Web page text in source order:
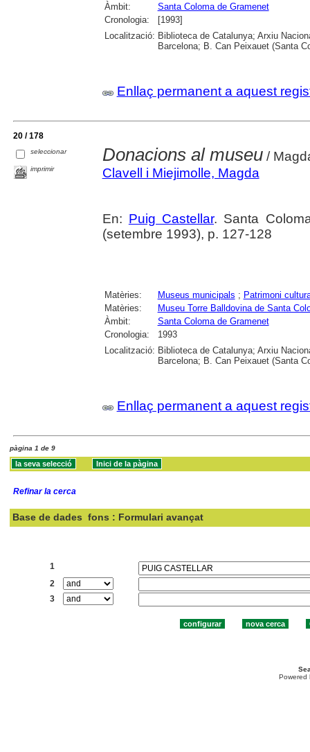
Àmbit:
Santa Coloma de Gramenet
Cronologia:
[1993]
Localització: Biblioteca de Catalunya; Arxiu
Barcelona; B. Can Peixauet (Santa
Enllaç permanent a aquest
20 / 178
seleccionar
imprimir
Donacions al museu/
Clavell i Miejimolle, Magda
En: Puig Castellar. Santa
(setembre 1993), p. 127-128
Matèries: Museus municipals ; Patrimoni
Matèries:
Museu Torre Balldovina de Santa
Àmbit:
Santa Coloma de Gramenet
Cronologia:
1993
Localització: Biblioteca de Catalunya; Arxiu
Barcelona; B. Can Peixauet (Santa
Enllaç permanent a aquest
pàgina 1 de 9
Refinar la cerca
Base de dades fons : Formulari avançat
1
2
3